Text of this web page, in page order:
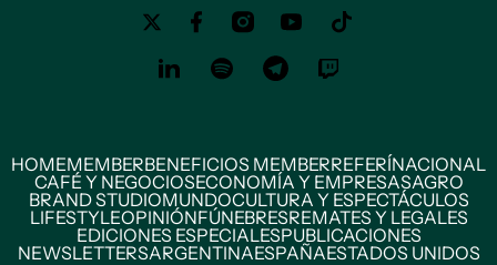
HOMEMEMBERBENEFICIOS MEMBERREFERÍNACIONAL
CAFÉ Y NEGOCIOSECONOMÍA Y EMPRESASAGRO
BRAND STUDIOMUNDOCULTURA Y ESPECTÁCULOS
LIFESTYLEOPINIÓNFÚNEBRESREMATES Y LEGALES
EDICIONES ESPECIALESPUBLICACIONES
NEWSLETTERSARGENTINAESPAÑAESTADOS UNIDOS